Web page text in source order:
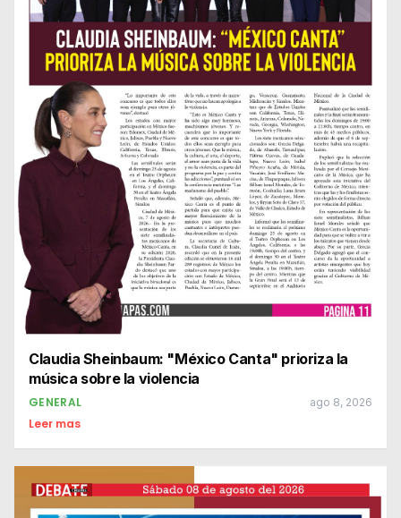
Claudia Sheinbaum: "México Canta" prioriza la
música sobre la violencia
GENERAL ago 8, 2026
Leer mas